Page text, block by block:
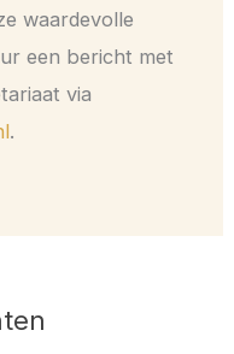
waardevolle
een bericht met
via
.